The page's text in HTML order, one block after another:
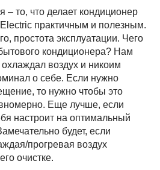
– то, что делает кондиционер
практичным и полезным.
простота эксплуатации. Чего
кондиционера? Нам
воздух и никоим
о себе. Если нужно
то нужно чтобы это
Еще лучше, если
настроит на оптимальный
будет, если
прогревая воздух
очистке.